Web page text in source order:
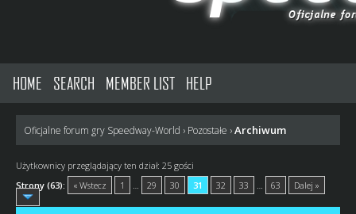
HOME SEARCH MEMBER LIST HELP
Oficjalne forum gry Speedway-World › Pozostałe ›Archiwum
Użytkownicy przeglądający ten dział: 25 gości
Strony (63):
« Wstecz 1 … 29 30 31 32 33 … 63 Dalej »